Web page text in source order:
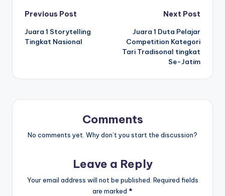
Post
navigation
Previous Post
Juara 1 Storytelling
Tingkat Nasional
Next Post
Juara 1 Duta Pelajar
Competition Kategori
Tari Tradisonal tingkat
Se-Jatim
Comments
No comments yet. Why don’t you start the discussion?
Leave a Reply
Your email address will not be published. Required fields
are marked *